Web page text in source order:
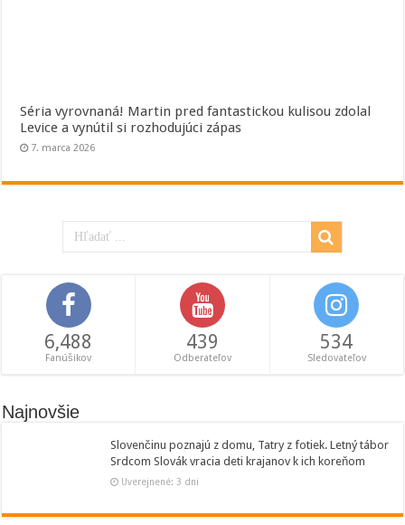
Séria vyrovnaná! Martin pred fantastickou kulisou zdolal
Levice a vynútil si rozhodujúci zápas
7. marca 2026
6,488
Fanúšikov
439
Odberateľov
534
Sledovateľov
Najnovšie
Slovenčinu poznajú z domu, Tatry z fotiek. Letný tábor
Srdcom Slovák vracia deti krajanov k ich koreňom
Uverejnené: 3 dni